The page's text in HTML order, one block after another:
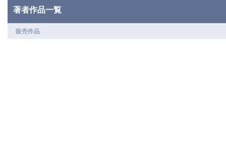
著者作品一覧
販売作品